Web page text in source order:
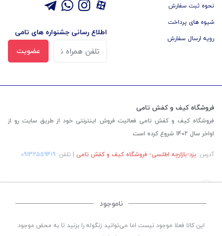
ناموجود
این کالا فعلا موجود نیست اما می‌توانید زنگوله را بزنید تا به محض موجود
نحوه ثبت سفارش
شیوه های پرداخت
رویه ارسال سفارش
اطلاع رسانی جشنواره های تامی
عضویت
فروشگاه کیف و کفش تامی
فروشگاه کیف و کفش تامی فعالیت فروش اینترنتی خود از طریق سایت رو از
اواخر سال 1402 شروع کرده است
آدرس: یزد-بازارچه اطلسی- فروشگاه کیف و کفش تامی | تلفن: ‎09132559419
تمامی حقوق این سایت متعلق بهفروشگاه کیف و کفش تامیمی باشد. | طراحی و کد
نویسی:سپکام سیستم اجرا:شرکت دیجیتال مارکتینگ سپتا